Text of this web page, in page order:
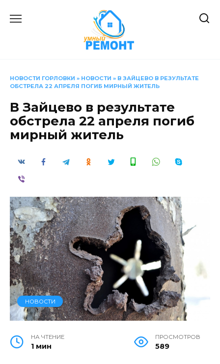
НОВОСТИ ГОРЛОВКИ » НОВОСТИ » В ЗАЙЦЕВО В РЕЗУЛЬТАТЕ
ОБСТРЕЛА 22 АПРЕЛЯ ПОГИБ МИРНЫЙ ЖИТЕЛЬ
В Зайцево в результате
обстрела 22 апреля погиб
мирный житель
НОВОСТИ
НА ЧТЕНИЕ
1 мин
ПРОСМОТРОВ
589